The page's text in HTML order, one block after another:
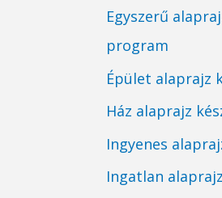
Egyszerű
program
Épület alaprajz
Ház alaprajz
Ingyenes
Ingatlan